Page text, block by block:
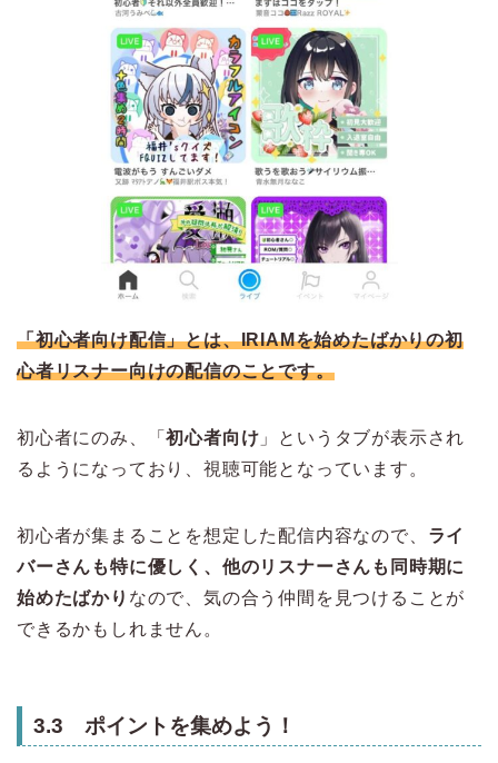
「初心者向け配信」とは、IRIAMを始めたばかりの初
心者リスナー向けの配信のことです。
初心者にのみ、「初心者向け 」というタブが表示され
るようになっており、視聴可能となっています。
初心者が集まることを想定した配信内容なので、 ライ
バーさんも特に優しく、他のリスナーさんも同時期に
始めたばかり なので、気の合う仲間を見つけることが
できるかもしれません。
3.3 ポイントを集めよう！